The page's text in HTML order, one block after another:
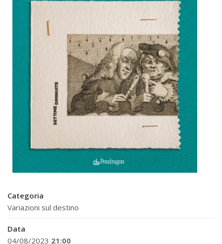
Categoria
Variazioni sul destino
Data
04/08/2023 21:00